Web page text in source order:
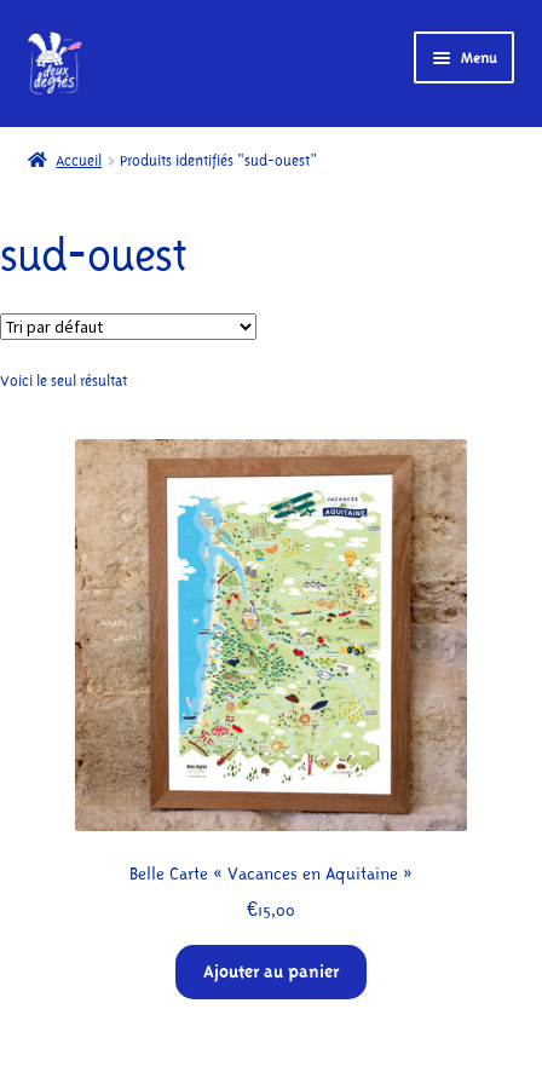
Menu
Accueil
My account
Page d’exemple
Paiement
Conditions d’utilisation
À propos
Accueil Produits identifiés “sud-ouest”
sud-ouest
Voici le seul résultat
Belle Carte « Vacances en Aquitaine »
€15,00
Ajouter au panier